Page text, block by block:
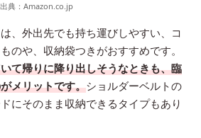
出典： Amazon.co.jp
、外出先でも持ち運びしやすい、コ
のや、収納袋つきがおすすめです。
て帰りに降り出しそうなときも、臨
メリットです。ショルダーベルトの
にそのまま収納できるタイプもあり